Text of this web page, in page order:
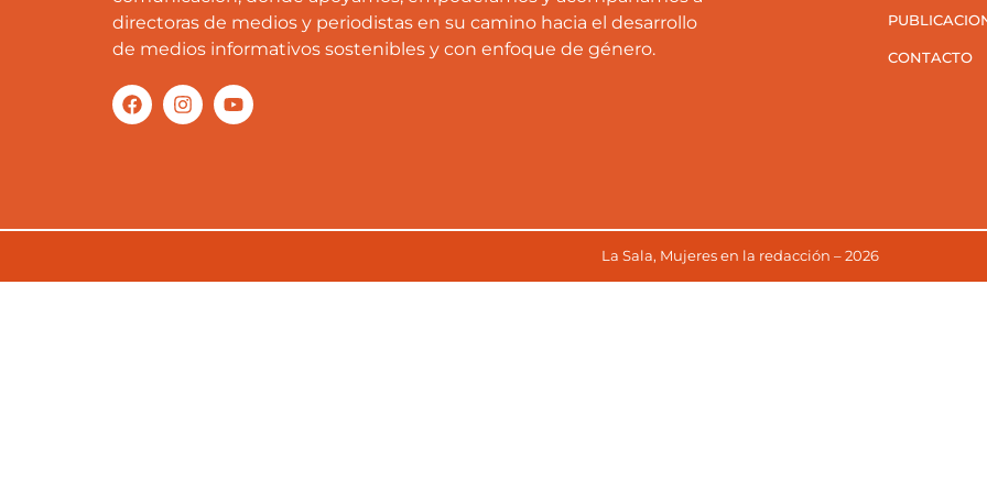
directoras de medios y periodistas en su camino hacia el desarrollo
de medios informativos sostenibles y con enfoque de género.
CONTACTO
La Sala, Mujeres en la redacción – 2026